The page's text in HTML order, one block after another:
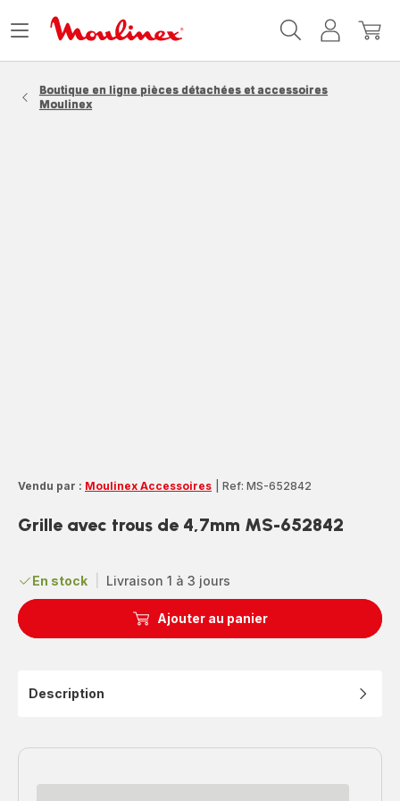
MonMon
Ouvrir
Boutique en ligne pièces détachées et accessoires
Moulinex
Vendu par : Moulinex Accessoires Ref: MS-652842
Grille avec trous de 4,7mm MS-652842
En stock Livraison 1 à 3 jours
Ajouter au panier
Description